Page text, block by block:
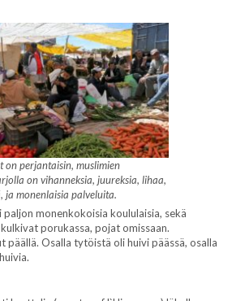
on perjantaisin, muslimien
on vihanneksia, juureksia, lihaa,
ja monenlaisia palveluita.
paljon monenkokoisia koululaisia, sekä
porukassa, pojat omissaan.
päällä. Osalla tytöistä oli huivi päässä, osalla